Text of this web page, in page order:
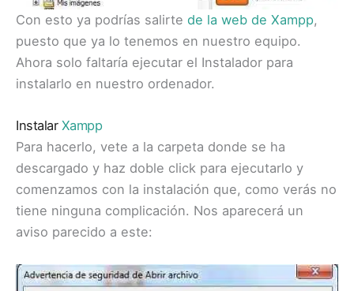
Con esto ya podrías salirte de la web de Xampp,
puesto que ya lo tenemos en nuestro equipo.
Ahora solo faltaría ejecutar el Instalador para
instalarlo en nuestro ordenador.
Instalar Xampp
Para hacerlo, vete a la carpeta donde se ha
descargado y haz doble click para ejecutarlo y
comenzamos con la instalación que, como verás no
tiene ninguna complicación. Nos aparecerá un
aviso parecido a este: